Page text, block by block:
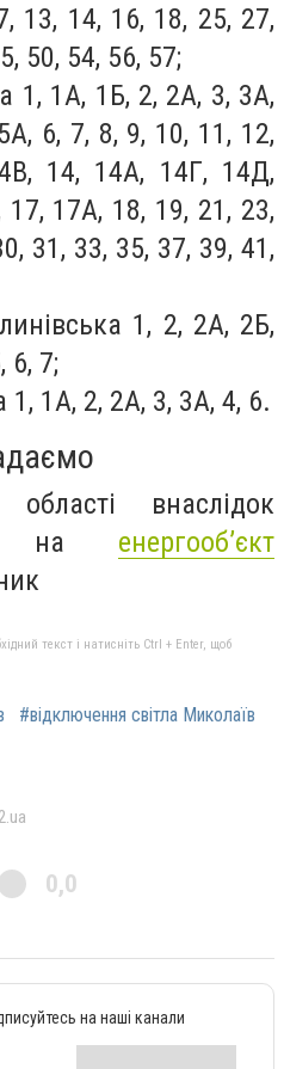
13, 14, 16, 18, 25, 27,
50, 54, 56, 57;
1, 1А, 1Б, 2, 2А, 3, 3А,
6, 7, 8, 9, 10, 11, 12,
14, 14А, 14Г, 14Д,
17А, 18, 19, 21, 23,
31, 33, 35, 37, 39, 41,
1, 2, 2А, 2Б,
6, 7;
1, 1А, 2, 2А, 3, 3А, 4, 6.
області внаслідок
на енергооб’єкт
текст і натисніть Ctrl + Enter, щоб
#відключення світла Миколаїв
0,0
на наші канали